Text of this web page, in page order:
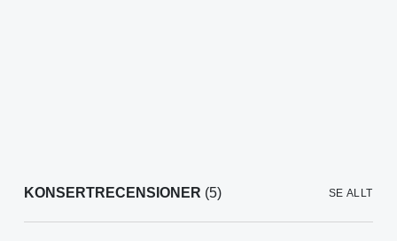
KONSERTRECENSIONER (5) SE ALLT